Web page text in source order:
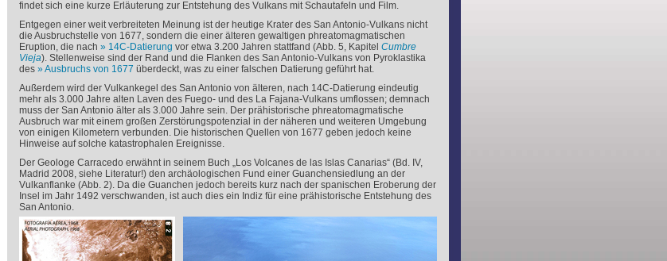
findet sich eine kurze Erläuterung zur Entstehung des Vulkans mit Schautafeln und Film.
Entgegen einer weit verbreiteten Meinung ist der heutige Krater des San Antonio-Vulkans nicht
die Ausbruchstelle von 1677, sondern die einer älteren gewaltigen phreatomagmatischen
Eruption, die nach
14C-Datierung vor etwa 3.200 Jahren stattfand (Abb. 5, Kapitel Cumbre
Vieja). Stellenweise sind der Rand und die Flanken des San Antonio-Vulkans von Pyroklastika
des
Ausbruchs von 1677 überdeckt, was zu einer falschen Datierung geführt hat.
Außerdem wird der Vulkankegel des San Antonio von älteren, nach 14C-Datierung eindeutig
mehr als 3.000 Jahre alten Laven des Fuego- und des La Fajana-Vulkans umflossen; demnach
muss der San Antonio älter als 3.000 Jahre sein. Der prähistorische phreatomagmatische
Ausbruch war mit einem großen Zerstörungspotenzial in der näheren und weiteren Umgebung
von einigen Kilometern verbunden. Die historischen Quellen von 1677 geben jedoch keine
Hinweise auf solche katastrophalen Ereignisse.
Der Geologe Carracedo erwähnt in seinem Buch „Los Volcanes de las Islas Canarias“ (Bd. IV,
Madrid 2008, siehe Literatur!) den archäologischen Fund einer Guanchensiedlung an der
Vulkanflanke (Abb. 2). Da die Guanchen jedoch bereits kurz nach der spanischen Eroberung der
Insel im Jahr 1492 verschwanden, ist auch dies ein Indiz für eine prähistorische Entstehung des
San Antonio.